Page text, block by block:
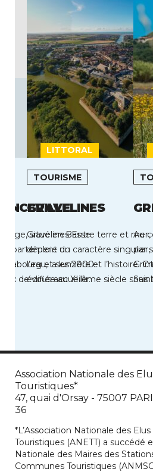
LITTORAL
situé en Basse-
du
Cabourg et ses 2000
de vous accueillir.
TOURISME
GRAVELINES
Gravelines Entre terre et mer,
déploie un caractère
l’eau, la lumière et l’histoire.
édifiée au XIIème siècle sous
Au
par
Association Nationale des
Touristiques*
47, quai d'Orsay - 75007
36
*L’Association Nationale des
Touristiques (ANETT) a succédé
Nationale des Maires des
Communes Touristiques